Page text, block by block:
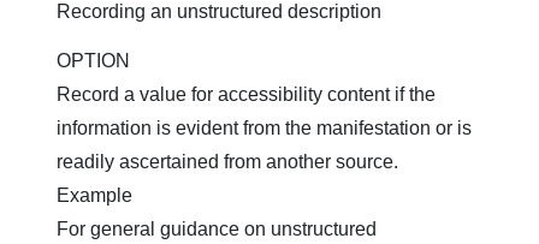
Recording an unstructured description
OPTION
Record a value for accessibility content if the
information is evident from the manifestation or is
readily ascertained from another source.
Example
For general guidance on unstructured